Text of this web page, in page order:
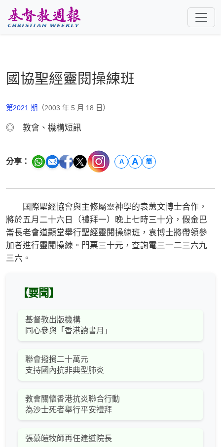
國協聖經靈閱操練班
第2021 期 （2003 年 5 月 18 日）
◎ 教會、機構短訊
分享： A A 簡
國際聖經協會與主修屬靈神學的袁蕙文博士合作，
將於五月二十六日（禮拜一）晚上七時三十分，假金巴
崙長老會道顯堂舉行聖經靈閱操練班，袁博士將帶領參
加者進行靈閱操練。門票三十元，查詢電三一二三六九
三六。
【要聞】
基督教出版機構
同心參與「香港讀書月」
聯會撥捐二十萬元
支持國內抗非典型肺炎
教會關懷香港抗炎聯合行動
為沙士死者舉行平安禮拜
張慕皚牧師再任建道院長